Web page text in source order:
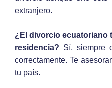
extranjero.
¿El divorcio ecuatoriano
residencia? Sí, siempre
correctamente. Te
tu país.